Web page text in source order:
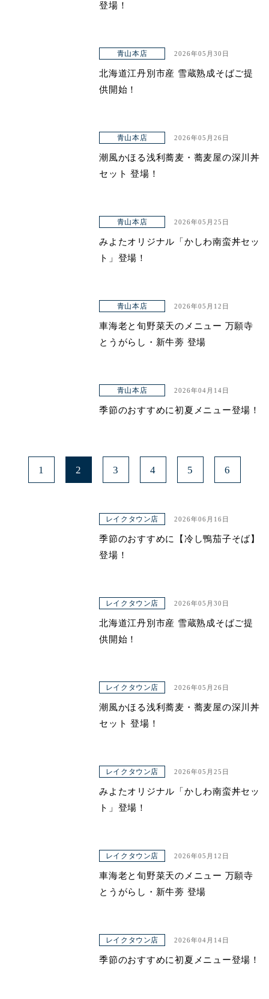
登場！
青山本店 2026年05月30日
北海道江丹別市産 雪蔵熟成そばご提
供開始！
青山本店 2026年05月26日
潮風かほる浅利蕎麦・蕎麦屋の深川丼
セット 登場！
青山本店 2026年05月25日
みよたオリジナル「かしわ南蛮丼セッ
ト」登場！
青山本店 2026年05月12日
車海老と旬野菜天のメニュー 万願寺
とうがらし・新牛蒡 登場
青山本店 2026年04月14日
季節のおすすめに初夏メニュー登場！
1 2 3 4 5 6
レイクタウン店 2026年06月16日
季節のおすすめに【冷し鴨茄子そば】
登場！
レイクタウン店 2026年05月30日
北海道江丹別市産 雪蔵熟成そばご提
供開始！
レイクタウン店 2026年05月26日
潮風かほる浅利蕎麦・蕎麦屋の深川丼
セット 登場！
レイクタウン店 2026年05月25日
みよたオリジナル「かしわ南蛮丼セッ
ト」登場！
レイクタウン店 2026年05月12日
車海老と旬野菜天のメニュー 万願寺
とうがらし・新牛蒡 登場
レイクタウン店 2026年04月14日
季節のおすすめに初夏メニュー登場！